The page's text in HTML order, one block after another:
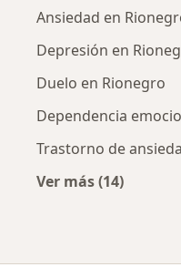
Ansiedad en
Depresión en
Duelo en Rionegro
Dependencia
Trastorno de
Ver más (14)